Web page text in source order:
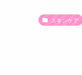
スキンケア